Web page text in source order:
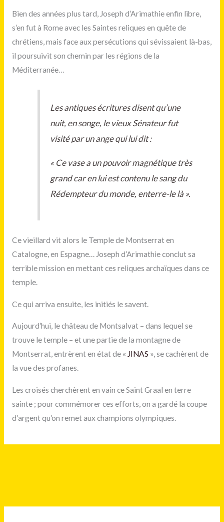
Bien des années plus tard, Joseph d’Arimathie enfin libre,
s’en fut à Rome avec les Saintes reliques en quête de
chrétiens, mais face aux persécutions qui sévissaient là-bas,
il poursuivit son chemin par les régions de la
Méditerranée…
Les antiques écritures disent qu’une
nuit, en songe, le vieux Sénateur fut
visité par un ange qui lui dit :
« Ce vase a un pouvoir magnétique très
grand car en lui est contenu le sang du
Rédempteur du monde, enterre-le là ».
Ce vieillard vit alors le Temple de Montserrat en
Catalogne, en Espagne… Joseph d’Arimathie conclut sa
terrible mission en mettant ces reliques archaïques dans ce
temple.
Ce qui arriva ensuite, les initiés le savent.
Aujourd’hui, le château de Montsalvat – dans lequel se
trouve le temple – et une partie de la montagne de
Montserrat, entrèrent en état de « JINAS », se cachèrent de
la vue des profanes.
Les croisés cherchèrent en vain ce Saint Graal en terre
sainte ; pour commémorer ces efforts, on a gardé la coupe
d’argent qu’on remet aux champions olympiques.